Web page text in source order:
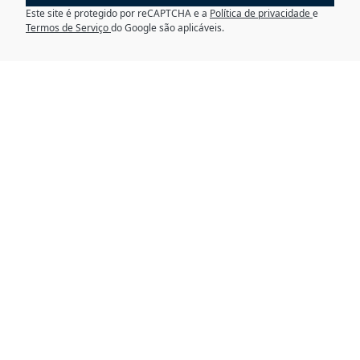
Este site é protegido por reCAPTCHA e a Política de privacidadee
Termos de Serviçodo Google são aplicáveis.